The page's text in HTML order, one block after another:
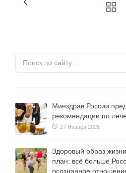
Минздрав России
рекомендации по
27 Января 2026
Здоровый образ
план: всё больше
осознанное